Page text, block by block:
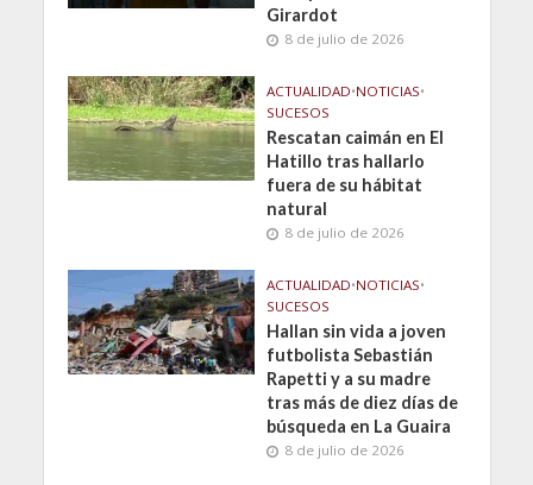
Girardot
8 de julio de 2026
ACTUALIDAD•NOTICIAS•
SUCESOS
Rescatan caimán en El
Hatillo tras hallarlo
fuera de su hábitat
natural
8 de julio de 2026
ACTUALIDAD•NOTICIAS•
SUCESOS
Hallan sin vida a joven
futbolista Sebastián
Rapetti y a su madre
tras más de diez días de
búsqueda en La Guaira
8 de julio de 2026